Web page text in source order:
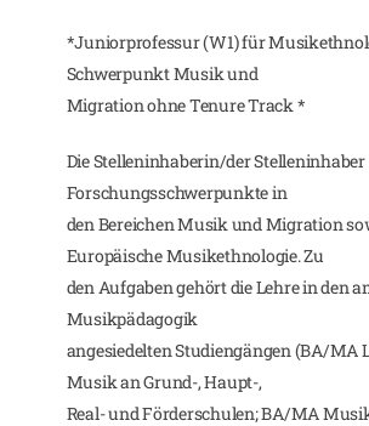
*Juniorprofessur (W1) für
Schwerpunkt Musik und
Migration ohne Tenure Track *
Die Stelleninhaberin/der
Forschungsschwerpunkte in
den Bereichen Musik und Migration
Europäische Musikethnologie. Zu
den Aufgaben gehört die Lehre in den
Musikpädagogik
angesiedelten Studiengängen (BA/MA
Musik an Grund-, Haupt-,
Real- und Förderschulen; BA/MA